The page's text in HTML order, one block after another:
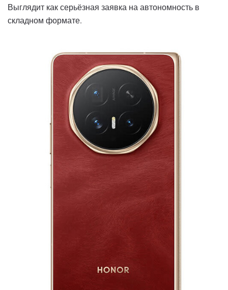
Выглядит как серьёзная заявка на автономность в
складном формате.